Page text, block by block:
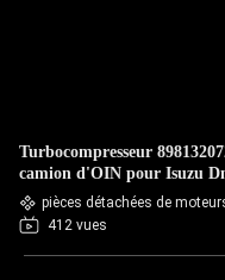
Turbocompresseur
camion d'OIN pour Isuzu
pièces détachées de
412 vues